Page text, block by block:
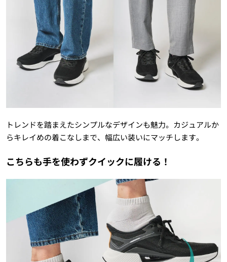
トレンドを踏まえたシンプルなデザインも魅力。カジュアルか
らキレイめの着こなしまで、幅広い装いにマッチします。
こちらも手を使わずクイックに履ける！